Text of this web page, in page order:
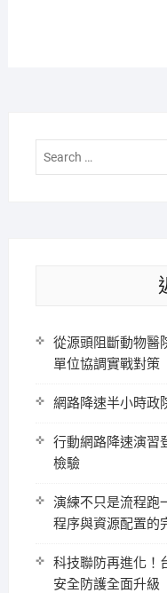
從源頭阻斷動物醫
單位協調實戰對策
網路降速半小時政
行動網路降速演習
檢驗
演練不只是流程跑
程序與資源配置的
科技聯防再進化！
安全防護全面升級